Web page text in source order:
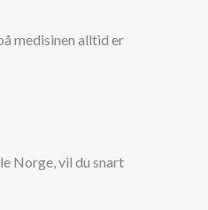
medisinen alltid er
Norge, vil du snart